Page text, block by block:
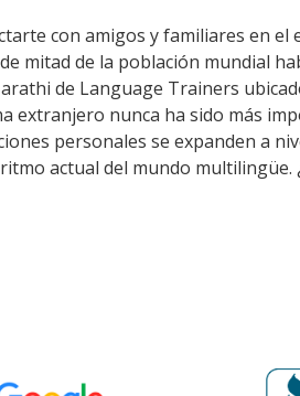
con amigos y familiares en
mitad de la población mundial
de Language Trainers
extranjero nunca ha sido más
personales se expanden a
actual del mundo multilingüe.